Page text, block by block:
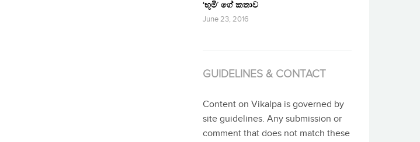
‘භූමි’ ගේ කතාව
June 23, 2016
GUIDELINES & CONTACT
Content on Vikalpa is governed by
site guidelines. Any submission or
comment that does not match these